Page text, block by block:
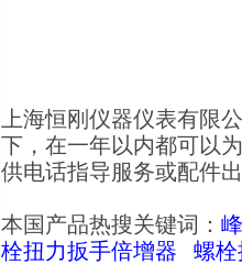
上海恒刚仪器仪表有限
下，在一年以内都可以
供电话指导服务或配件出
本国产品热搜关键词：
栓扭力扳手倍增器
螺栓